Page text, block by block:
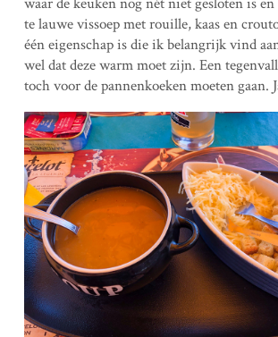
waar de keuken nog nét niet gesloten is
te lauwe vissoep met rouille, kaas en
één eigenschap is die ik belangrijk vind
wel dat deze warm moet zijn. Een
toch voor de pannenkoeken moeten gaan.